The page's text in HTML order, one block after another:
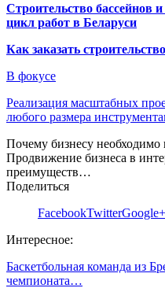
Строительство
цикл работ в Беларуси
Как заказать
В фокусе
Реализация масштабных
любого размера
Почему бизнесу необходимо
Продвижение бизнеса в
преимуществ…
Поделиться
FacebookTwitterGoogle+
Интересное:
Баскетбольная команда из
чемпионата…